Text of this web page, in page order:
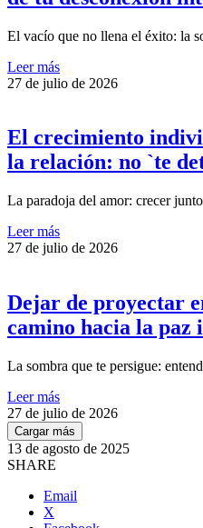
El vacío que no llena el éxito: la
Leer más
27 de julio de 2026
El crecimiento
la relación: no `te
La paradoja del amor: crecer
Leer más
27 de julio de 2026
Dejar de proyectar
camino hacia la
La sombra que te persigue:
Leer más
27 de julio de 2026
Cargar más
13 de agosto de 2025
SHARE
Email
X